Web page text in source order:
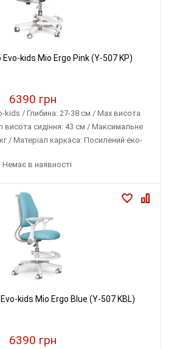
kids Mio Ergo Pink (Y-507 KP)
6390 грн
kids / Глибина: 27-38 см / Max висота
висота сидіння: 43 см / Максимальне
/ Матеріал каркаса: Посилений еко-
Немає в наявності
kids Mio Ergo Blue (Y-507 KBL)
6390 грн